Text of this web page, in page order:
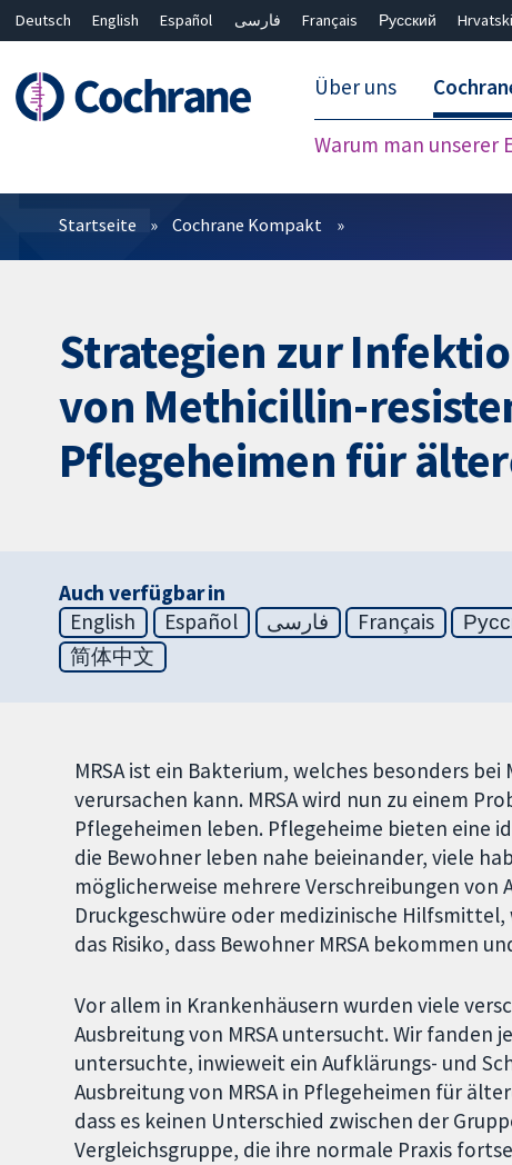
Deutsch English Español فارسی Français Русский Hrvatski
Über uns
Warum man unserer
Filter
Startseite Cochrane Kompakt
Strategien zur
von Methicillin-
Pflegeheimen für
Auch verfügbar in
English
Español فارسی Français
简体中文
MRSA ist ein Bakterium, welches besonders
verursachen kann. MRSA wird nun zu einem
Pflegeheimen leben. Pflegeheime bieten eine
die Bewohner leben nahe beieinander, viele
möglicherweise mehrere Verschreibungen
Druckgeschwüre oder medizinische
das Risiko, dass Bewohner MRSA bekommen
Vor allem in Krankenhäusern wurden viele
Ausbreitung von MRSA untersucht. Wir fanden
untersuchte, inwieweit ein Aufklärungs- und
Ausbreitung von MRSA in Pflegeheimen für
dass es keinen Unterschied zwischen der
Vergleichsgruppe, die ihre normale Praxis